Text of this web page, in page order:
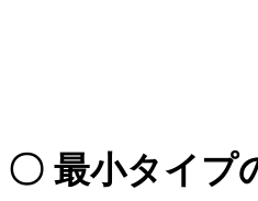
〇 最小タイプ